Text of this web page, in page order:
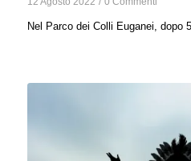
Nel Parco dei Colli Euganei, dopo